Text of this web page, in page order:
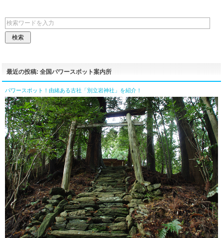
最近の投稿: 全国パワースポット案内所
パワースポット！由緒ある古社「別立岩神社」を紹介！